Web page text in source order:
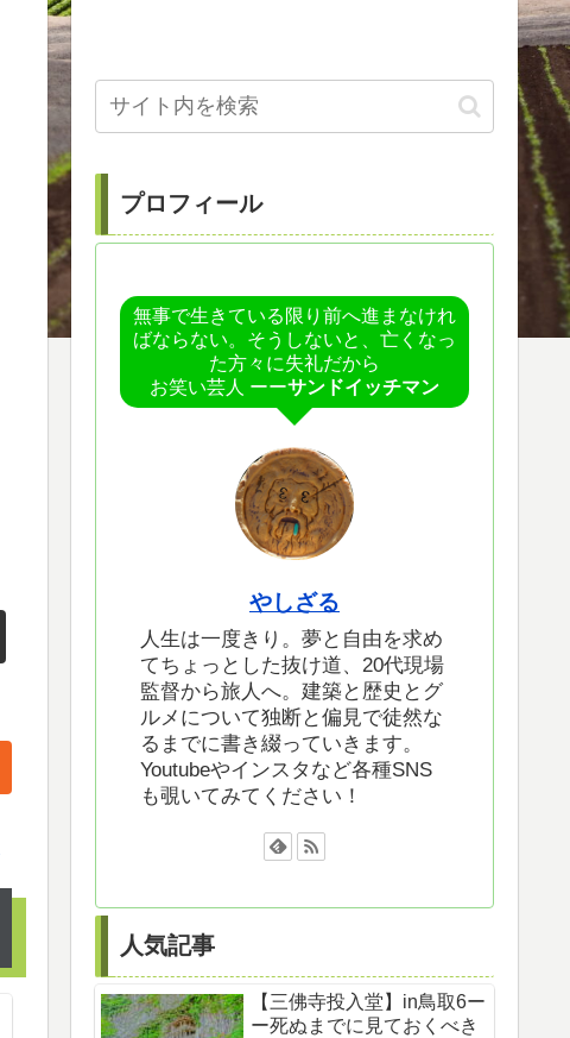
プロフィール
無事で生きている限り前へ進まなけれ
ばならない。そうしないと、亡くなっ
た方々に失礼だから
お笑い芸人 ーーサンドイッチマン
やしざる
人生は一度きり。夢と自由を求め
てちょっとした抜け道、20代現場
監督から旅人へ。建築と歴史とグ
ルメについて独断と偏見で徒然な
るまでに書き綴っていきます。
Youtubeやインスタなど各種SNS
も覗いてみてください！
人気記事
【三佛寺投入堂】in鳥取6ー
ー死ぬまでに見ておくべき